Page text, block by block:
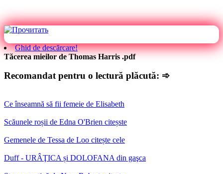
Ghid de descărcare!
Tăcerea mieilor de Thomas Harris .pdf
Recomandat pentru o lectură plăcută: ➾
Ce înseamnă să fii femeie de Elisabeth
Scăunele roșii de Edna O'Brien citeșste
Gemenele de Tessa de Loo citește cele
Duff - URÂŢICA și DOLOFANA din gaşca